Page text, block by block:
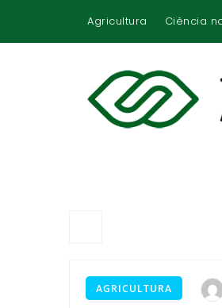
Agricultura Ciência
AGRICULTURA